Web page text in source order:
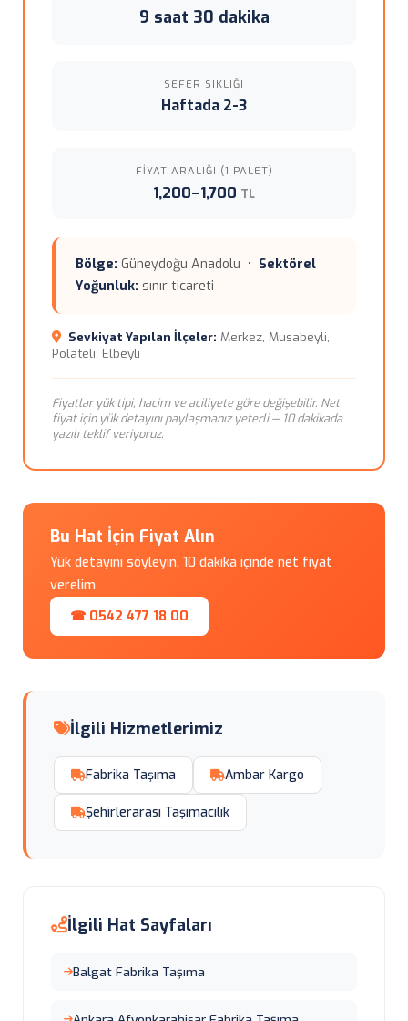
9 saat 30 dakika
SEFER SIKLIĞI
Haftada 2-3
FIYAT ARALIĞI (1 PALET)
1,200–1,700 TL
Bölge: Güneydoğu Anadolu • Sektörel
Yoğunluk: sınır ticareti
Sevkiyat Yapılan İlçeler: Merkez, Musabeyli,
Polateli, Elbeyli
Fiyatlar yük tipi, hacim ve aciliyete göre değişebilir. Net
fiyat için yük detayını paylaşmanız yeterli — 10 dakikada
yazılı teklif veriyoruz.
Bu Hat İçin Fiyat Alın
Yük detayını söyleyin, 10 dakika içinde net fiyat
verelim.
☎ 0542 477 18 00
İlgili Hizmetlerimiz
Fabrika Taşıma Ambar Kargo
Şehirlerarası Taşımacılık
İlgili Hat Sayfaları
Balgat Fabrika Taşıma